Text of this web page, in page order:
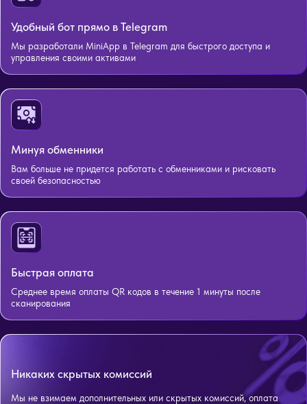
Удобный бот прямо в Telegram
Мы разработали MiniApp в Telegram для быстрого доступа и
управления своими активами
Минуя обменники
Вам больше не придется работать с обменниками и рисковать
своей безопасностью
Быстрая оплата
Среднее время оплаты QR кодов в течение 1 минуты после
сканирования
Никаких скрытых комиссий
Мы не взимаем дополнительных или скрытых комиссий, оплата